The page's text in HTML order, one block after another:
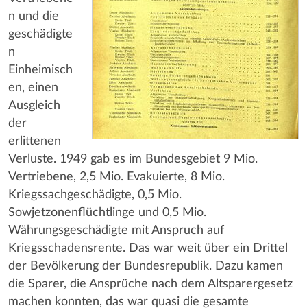
n und die
geschädigte
n
Einheimisch
en, einen
Ausgleich
der
erlittenen
Verluste. 1949 gab es im Bundesgebiet 9 Mio.
Vertriebene, 2,5 Mio. Evakuierte, 8 Mio.
Kriegssachgeschädigte, 0,5 Mio.
Sowjetzonenflüchtlinge und 0,5 Mio.
Währungsgeschädigte mit Anspruch auf
Kriegsschadensrente. Das war weit über ein Drittel
der Bevölkerung der Bundesrepublik. Dazu kamen
die Sparer, die Ansprüche nach dem Altsparergesetz
machen konnten, das war quasi die gesamte